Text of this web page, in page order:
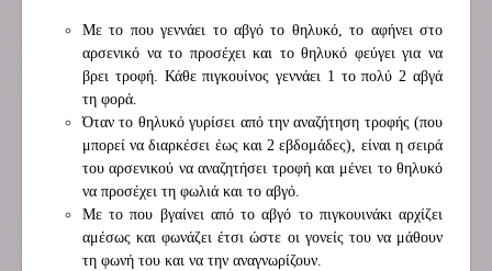
Με το που γεννάει το αβγό το θηλυκό, το αφήνει στο
αρσενικό να το προσέχει και το θηλυκό φεύγει για να
βρει τροφή. Κάθε πιγκουίνος γεννάει 1 το πολύ 2 αβγά
τη φορά.
Όταν το θηλυκό γυρίσει από την αναζήτηση τροφής (που
μπορεί να διαρκέσει έως και 2 εβδομάδες), είναι η σειρά
του αρσενικού να αναζητήσει τροφή και μένει το θηλυκό
να προσέχει τη φωλιά και το αβγό.
Με το που βγαίνει από το αβγό το πιγκουινάκι αρχίζει
αμέσως και φωνάζει έτσι ώστε οι γονείς του να μάθουν
τη φωνή του και να την αναγνωρίζουν.